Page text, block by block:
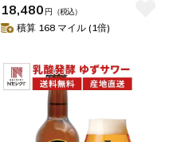
18,480 円 （税込）
積算 168 マイル (1倍)